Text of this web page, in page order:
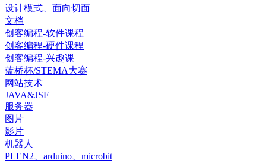
设计模式、面向切面
文档
创客编程-软件课程
创客编程-硬件课程
创客编程-兴趣课
蓝桥杯/STEMA大赛
网站技术
JAVA&JSF
服务器
图片
影片
机器人
PLEN2、arduino、microbit